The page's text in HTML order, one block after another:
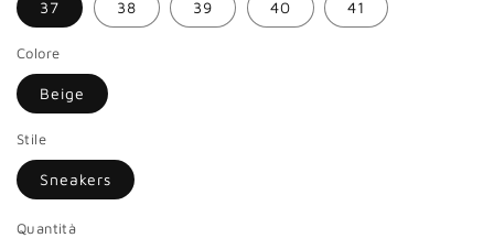
37 38 39 40 41
Colore
Beige
Stile
Sneakers
Quantità